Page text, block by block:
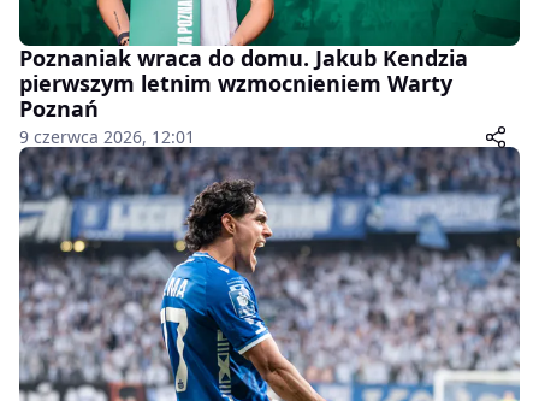
Poznaniak wraca do domu. Jakub Kendzia
pierwszym letnim wzmocnieniem Warty
Poznań
9 czerwca 2026, 12:01